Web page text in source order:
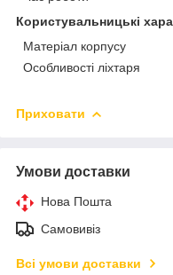
Користувальницькі
Матеріал корпусу
Особливості ліхтаря
Приховати
Умови доставки
Нова Пошта
Самовивіз
Всі умови доставки